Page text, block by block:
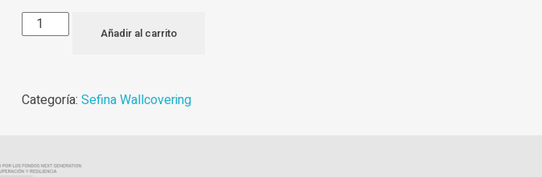
Añadir al carrito
Categoría:Sefina Wallcovering